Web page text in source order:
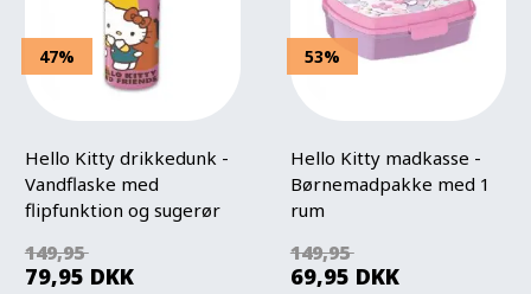
47%
Hello Kitty drikkedunk -
Vandflaske med
flipfunktion og sugerør
149,95
79,95 DKK
53%
Hello Kitty madkasse -
Børnemadpakke med 1
rum
149,95
69,95 DKK